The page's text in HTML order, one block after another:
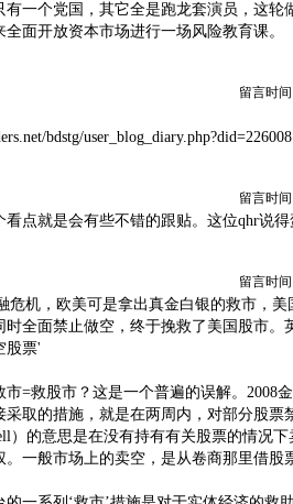
有一个党国，其它全是跑龙套演员，这轮
面开放资本市场进行一场风险教育课。
留言时间
bdstg/user_blog_diary.php?did=226008
留言时间
看点就是会有些不错的跟贴。这位qhr说
留言时间
危机，欧美可是拿出真金白银的救市，美
时全面禁止做空，终于挽救了美国股市。
股票'
市=救股市？这是一个普遍的误解。2008
采取的措施，就是在两周内，对部分股票
）的意思是在没有持有有关股票的情况
。一般市场上的卖空，是从卷商那里借股